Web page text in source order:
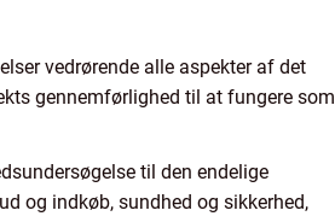
vedrørende alle aspekter af det
gennemførlighed til at fungere som
til den endelige
og indkøb, sundhed og sikkerhed,